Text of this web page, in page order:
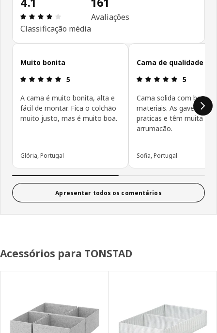
Avaliações: 4.1 de 5 estrelas. Total de
Classificação média
Avaliações
Ignorar avaliações de cliente
Muito bonita
Avaliações: 5 de 5 estrelas.
5
A cama é muito bonita, alta e
fácil de montar. Fica o colchão
muito justo, mas é muito boa.
Glória, Portugal
Cama de qualidade
5
Cama solida com bons
materiais. As gavetas
praticas e têm muita
arrumacão.
Sofia, Portugal
Apresentar todos os comentários
Acessórios para TONSTAD